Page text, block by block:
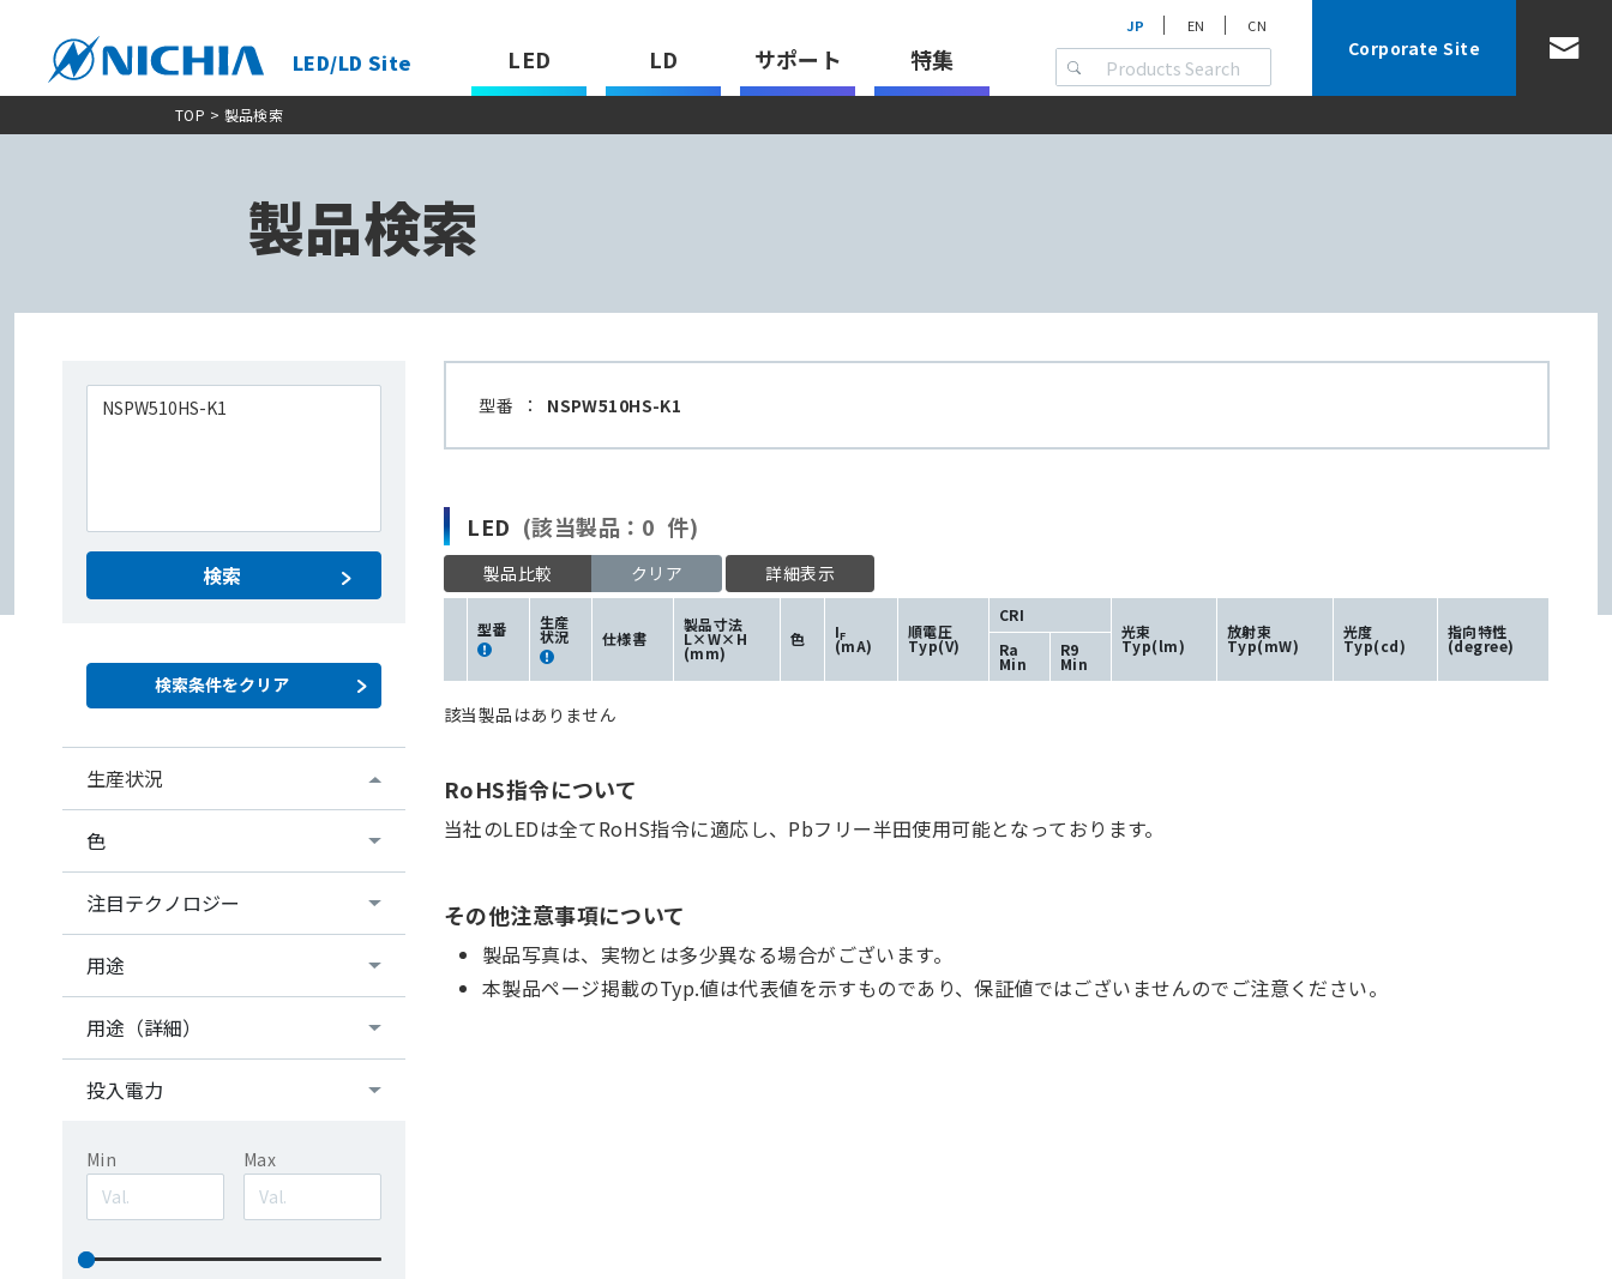
LED/LD Site LED LD サポート 特集
JP EN CN
Corporate Site
TOP > 製品検索
製品検索
検索
生産状況
色
注目テクノロジー
用途
用途（詳細）
投入電力
Min Max
型番 ： NSPW510HS-K1
LED (該当製品：0 件)
製品比較 クリア 詳細表示
型番 生産
状況 仕様書
製品寸法
L×W×H
(mm)
色 IF
(mA)
順電圧
Typ(V)
CRI
光束
Typ(lm)
放射束
Typ(mW)
光度
Typ(cd)
指向特性
(degree)
Ra
Min
R9
Min
該当製品はありません
RoHS指令について
当社のLEDは全てRoHS指令に適応し、Pbフリー半田使用可能となっております。
その他注意事項について
製品写真は、実物とは多少異なる場合がございます。
本製品ページ掲載のTyp.値は代表値を示すものであり、保証値ではございませんのでご注意ください。